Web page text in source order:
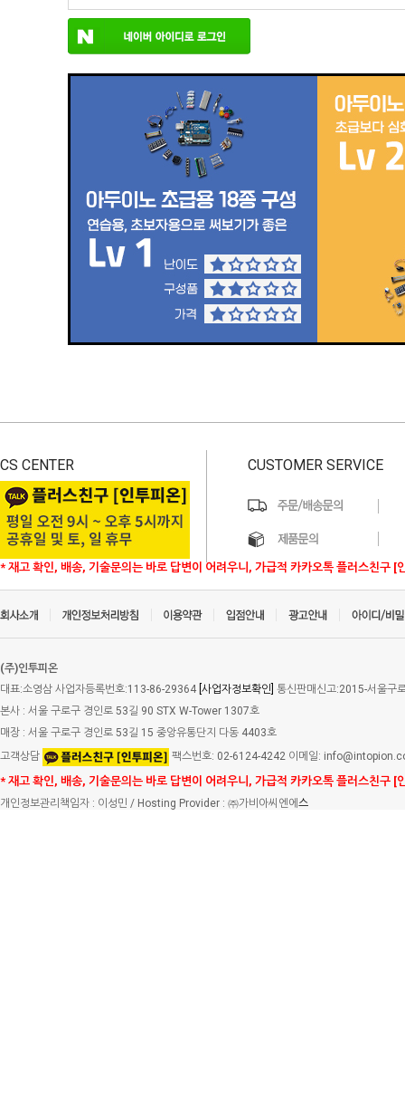
CS CENTER
* 재고 확인, 배송, 기술문의는 바로 답변이 어려우니, 가급적 카카오톡 플러스친구 [
CUSTOMER SERVICE
(주)인투피온
대표:소영삼 사업자등록번호:113-86-29364 [사업자정보확인] 통신판매신고:2015-서울구
본사 : 서울 구로구 경인로 53길 90 STX W-Tower 1307호
매장 : 서울 구로구 경인로 53길 15 중앙유통단지 다동 4403호
고객상담
팩스번호: 02-6124-4242 이메일:
* 재고 확인, 배송, 기술문의는 바로 답변이 어려우니, 가급적 카카오톡 플러스친구 [
개인정보관리책임자 : 이성민 / Hosting Provider : ㈜가비아씨엔에 스